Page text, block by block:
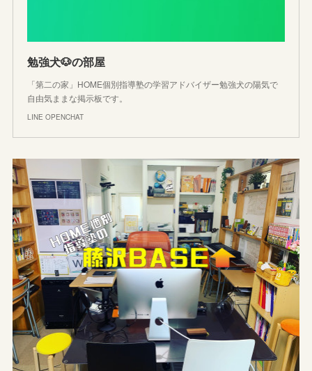
勉強犬🐶の部屋
「第二の家」HOME個別指導塾の学習アドバイザー勉強犬の陽気で
自由気ままな掲示板です。
LINE OPENCHAT